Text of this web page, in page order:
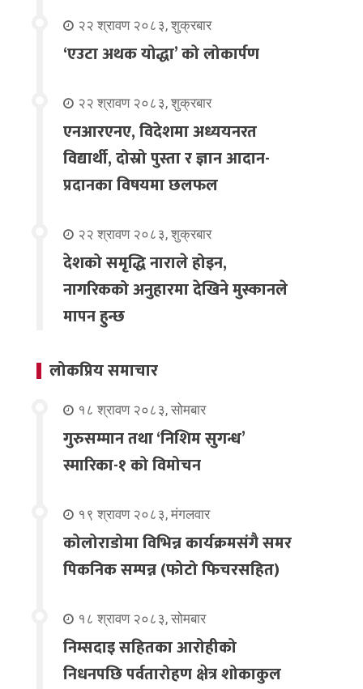
२२ श्रावण २०८३, शुक्रबार
‘एउटा अथक योद्धा’ को लोकार्पण
२२ श्रावण २०८३, शुक्रबार
एनआरएनए, विदेशमा अध्ययनरत
विद्यार्थी, दोस्रो पुस्ता र ज्ञान आदान-
प्रदानका विषयमा छलफल
२२ श्रावण २०८३, शुक्रबार
देशको समृद्धि नाराले होइन,
नागरिकको अनुहारमा देखिने मुस्कानले
मापन हुन्छ
लोकप्रिय समाचार
१८ श्रावण २०८३, सोमबार
गुरुसम्मान तथा ‘निशिम सुगन्ध’
स्मारिका-१ को विमोचन
१९ श्रावण २०८३, मंगलवार
कोलोराडोमा विभिन्न कार्यक्रमसंगै समर
पिकनिक सम्पन्न (फोटो फिचरसहित)
१८ श्रावण २०८३, सोमबार
निम्सदाइ सहितका आरोहीको
निधनपछि पर्वतारोहण क्षेत्र शोकाकुल